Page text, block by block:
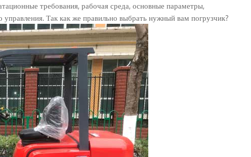
требования, рабочая среда, основные параметры,
Так как же правильно выбрать нужный вам погрузчик?